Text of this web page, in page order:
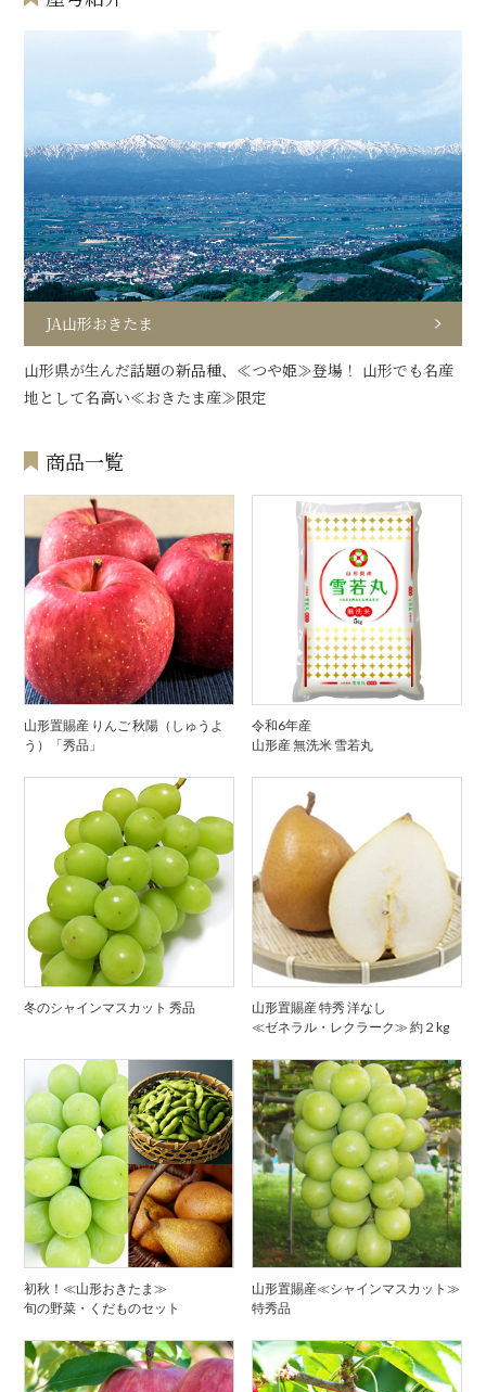
JA山形おきたま
山形県が生んだ話題の新品種、≪つや姫≫登場！ 山形でも名産
地として名高い≪おきたま産≫限定
商品一覧
山形置賜産 りんご 秋陽（しゅうよ
う）「秀品」
令和6年産
山形産 無洗米 雪若丸
冬のシャインマスカット 秀品
山形置賜産 特秀 洋なし
≪ゼネラル・レクラーク≫ 約２kg
初秋！≪山形おきたま≫
旬の野菜・くだものセット
山形置賜産≪シャインマスカット≫
特秀品